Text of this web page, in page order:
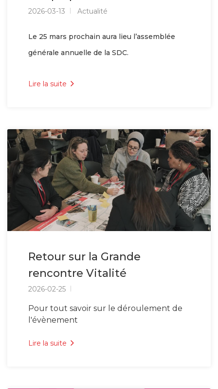
2026-03-13 Actualité
Le 25 mars prochain aura lieu l’assemblée
générale annuelle de la SDC.
Lire la suite
Retour sur la Grande
rencontre Vitalité
2026-02-25
Pour tout savoir sur le déroulement de
l'évènement
Lire la suite